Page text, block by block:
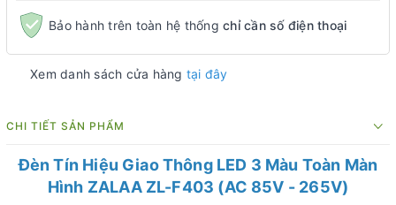
Bảo hành trên toàn hệ thống chỉ cần số điện thoại
Xem danh sách cửa hàng tại đây
CHI TIẾT SẢN PHẨM
Đèn Tín Hiệu Giao Thông LED 3 Màu Toàn Màn
Hình ZALAA ZL-F403 (AC 85V - 265V)